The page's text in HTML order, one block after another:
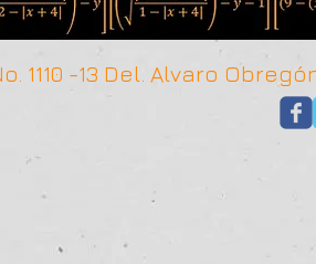
1110 -13 Del. Alvaro